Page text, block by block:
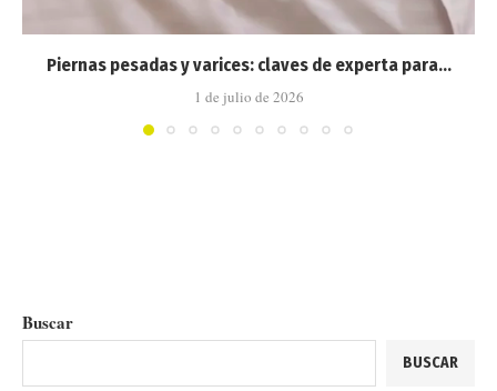
Piernas pesadas y varices: claves de experta para...
1 de julio de 2026
Buscar
BUSCAR